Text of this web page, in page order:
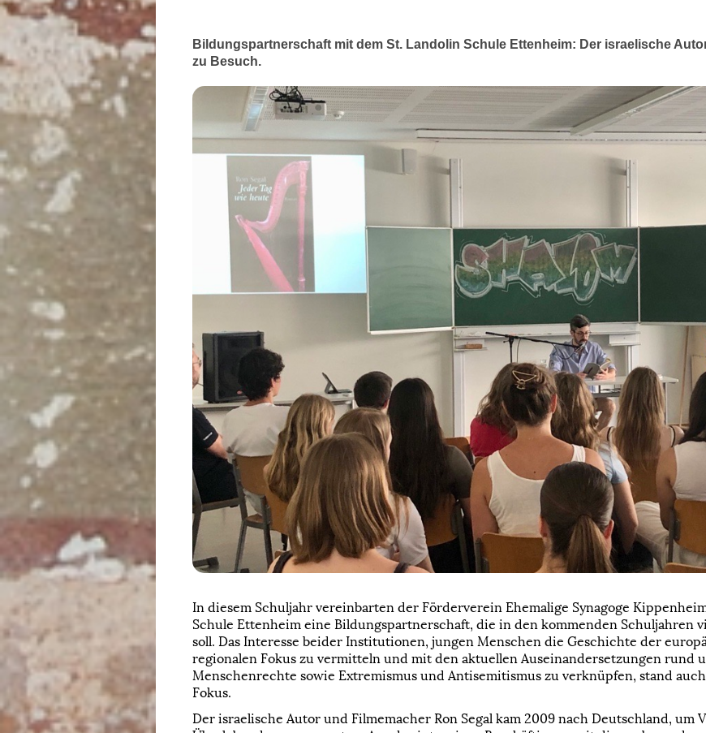
Bildungspartnerschaft mit dem St. Landolin Schule Ettenheim: Der israelische
zu Besuch.
In diesem Schuljahr vereinbarten der Förderverein Ehemalige Synagoge
Schule Ettenheim eine Bildungspartnerschaft, die in den kommenden Schuljahren
soll. Das Interesse beider Institutionen, jungen Menschen die Geschichte der
regionalen Fokus zu vermitteln und mit den aktuellen Auseinandersetzungen rund
Menschenrechte sowie Extremismus und Antisemitismus zu verknüpfen, stand
Fokus.
Der israelische Autor und Filmemacher Ron Segal kam 2009 nach Deutschland,